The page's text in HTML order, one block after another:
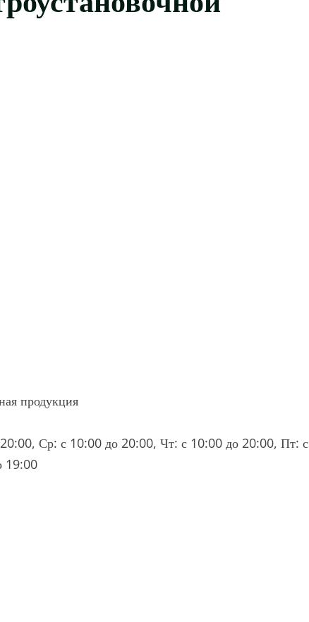
продукция
Ср: с 10:00 до 20:00, Чт: с 10:00 до 20:00, Пт: с
19:00